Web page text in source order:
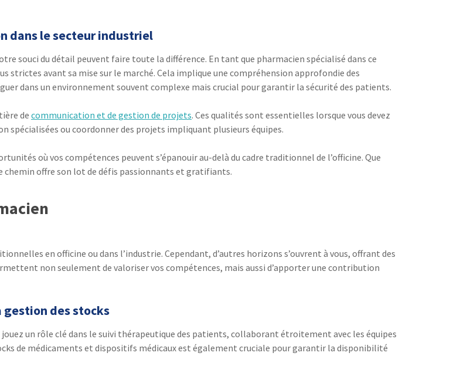
dans le secteur industriel
souci du détail peuvent faire toute la différence. En tant que pharmacien spécialisé dans ce
strictes avant sa mise sur le marché. Cela implique une compréhension approfondie des
dans un environnement souvent complexe mais crucial pour garantir la sécurité des patients.
de communication et de gestion de projets. Ces qualités sont essentielles lorsque vous devez
spécialisées ou coordonner des projets impliquant plusieurs équipes.
où vos compétences peuvent s’épanouir au-delà du cadre traditionnel de l’officine. Que
chemin offre son lot de défis passionnants et gratifiants.
en officine ou dans l’industrie. Cependant, d’autres horizons s’ouvrent à vous, offrant des
non seulement de valoriser vos compétences, mais aussi d’apporter une contribution
gestion des stocks
un rôle clé dans le suivi thérapeutique des patients, collaborant étroitement avec les équipes
de médicaments et dispositifs médicaux est également cruciale pour garantir la disponibilité